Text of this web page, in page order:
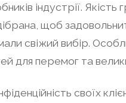
індустрії.
щоб
свіжий вибір.
для перемог та
своїх